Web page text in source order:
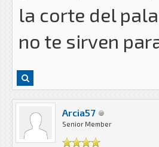
la corte del
no te sirven
Arcia57
Senior Member